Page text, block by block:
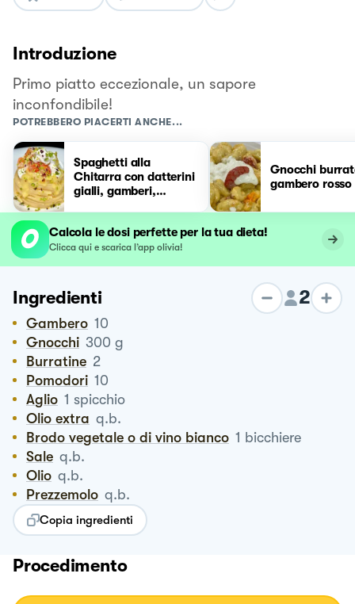
Introduzione
Primo piatto eccezionale, un sapore
inconfondibile!
POTREBBERO PIACERTI ANCHE...
Spaghetti alla
Chitarra con datterini
gialli, gamberi,
Gnocchi
gambero rosso
Calcola le dosi perfette per la tua dieta!
Clicca qui e scarica l’app olivia!
Ingredienti 2
Gambero 10
Gnocchi 300 g
Burratine 2
Pomodori 10
Aglio 1 spicchio
Olio extra q.b.
Brodo vegetale o di vino bianco 1 bicchiere
Sale q.b.
Olio q.b.
Prezzemolo q.b.
Copia ingredienti
Procedimento